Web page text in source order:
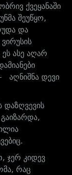
ქვეყანაში
შეუწყო,
და
ასე აღარ
აღნიშნა დევი
დაზღვევის
ჯერ კიდევ
რაც